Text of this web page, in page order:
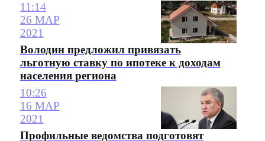
11:14
26 МАР
2021
Володин предложил привязать
льготную ставку по ипотеке к доходам
населения региона
10:26
16 МАР
2021
Профильные ведомства подготовят